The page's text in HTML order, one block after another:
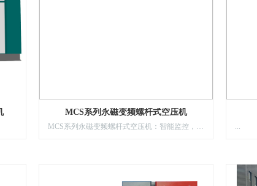
MCS系列永磁变频螺杆式空压机
MCS系列永磁变频螺杆式空压机：智能监控，可靠的转子及电机，完整的高品质空气解决方案，人性化、中国风设计，易于安装 ...